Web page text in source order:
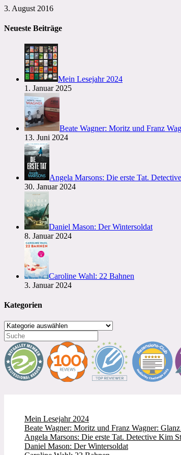
3. August 2016
Neueste Beiträge
Mein Lesejahr 2024
1. Januar 2025
Beate Wagner: Moritz und Franz
13. Juni 2024
Angela Marsons: Die erste Tat.
30. Januar 2024
Daniel Mason: Der Wintersoldat
8. Januar 2024
Caroline Wahl: 22 Bahnen
3. Januar 2024
Kategorien
Kategorien
Mein Lesejahr 2024
Beate Wagner: Moritz und Franz Wagner:
Angela Marsons: Die erste Tat. Detective Kim
Daniel Mason: Der Wintersoldat